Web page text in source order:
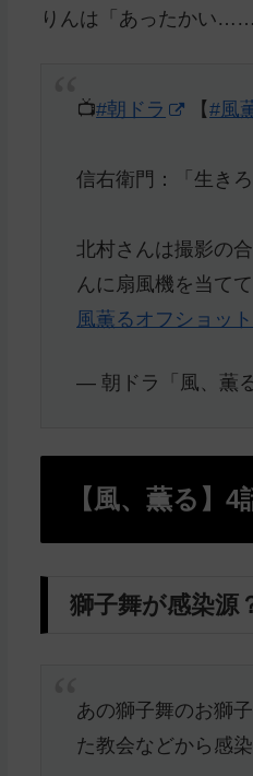
りんは「あったかい
📺#朝ドラ 【#風
信右衛門：「生き
北村さんは撮影の
んに扇風機を当て
風薫るオフショット
— 朝ドラ「風、薫
【風、薫る】
獅子舞が感染源
あの獅子舞のお獅
た教会などから感